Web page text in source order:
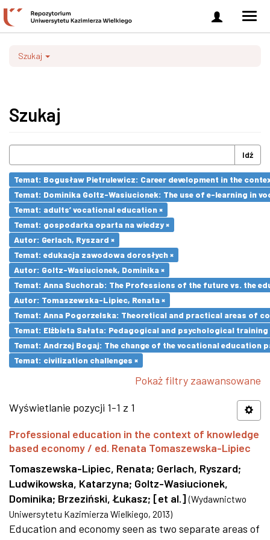
Zaloguj
się
Szukaj
Szukaj
Idź
Temat: Bogusław Pietrulewicz: Career development in the
Temat: Dominika Goltz-Wasiucionek: The use of e-learning in
Temat: adults’ vocational education ×
Temat: gospodarka oparta na wiedzy ×
Autor: Gerlach, Ryszard ×
Temat: edukacja zawodowa dorosłych ×
Autor: Goltz-Wasiucionek, Dominika ×
Temat: Anna Suchorab: The Professions of the future vs. the
Autor: Tomaszewska-Lipiec, Renata ×
Temat: Anna Pogorzelska: Theoretical and practical areas of
Temat: Elżbieta Sałata: Pedagogical and psychological
Temat: Andrzej Bogaj: The change of the vocational education
Temat: civilization challenges ×
Pokaż filtry zaawansowane
Wyświetlanie pozycji 1-1 z 1
Professional education in the context of knowledge
based economy / ed. Renata Tomaszewska-Lipiec
Tomaszewska-Lipiec, Renata; Gerlach, Ryszard;
Ludwikowska, Katarzyna; Goltz-Wasiucionek,
Dominika; Brzeziński, Łukasz; [et al.] (Wydawnictwo
Uniwersytetu Kazimierza Wielkiego, 2013)
Education and economy seen as two separate areas of